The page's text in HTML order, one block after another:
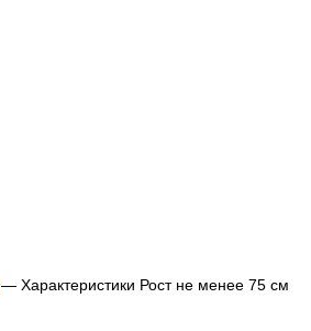
— Характеристики Рост не менее 75 см